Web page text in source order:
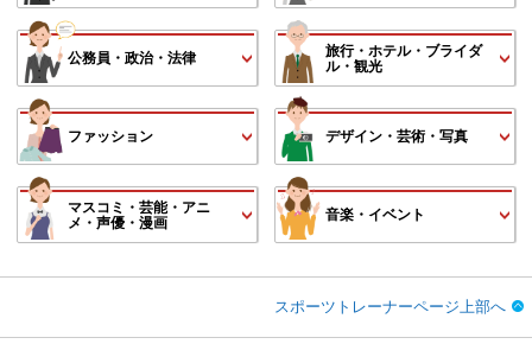
公務員・政治・法律
旅行・ホテル・ブライダ
ル・観光
ファッション デザイン・芸術・写真
マスコミ・芸能・アニ
メ・声優・漫画
音楽・イベント
スポーツトレーナーページ上部へ